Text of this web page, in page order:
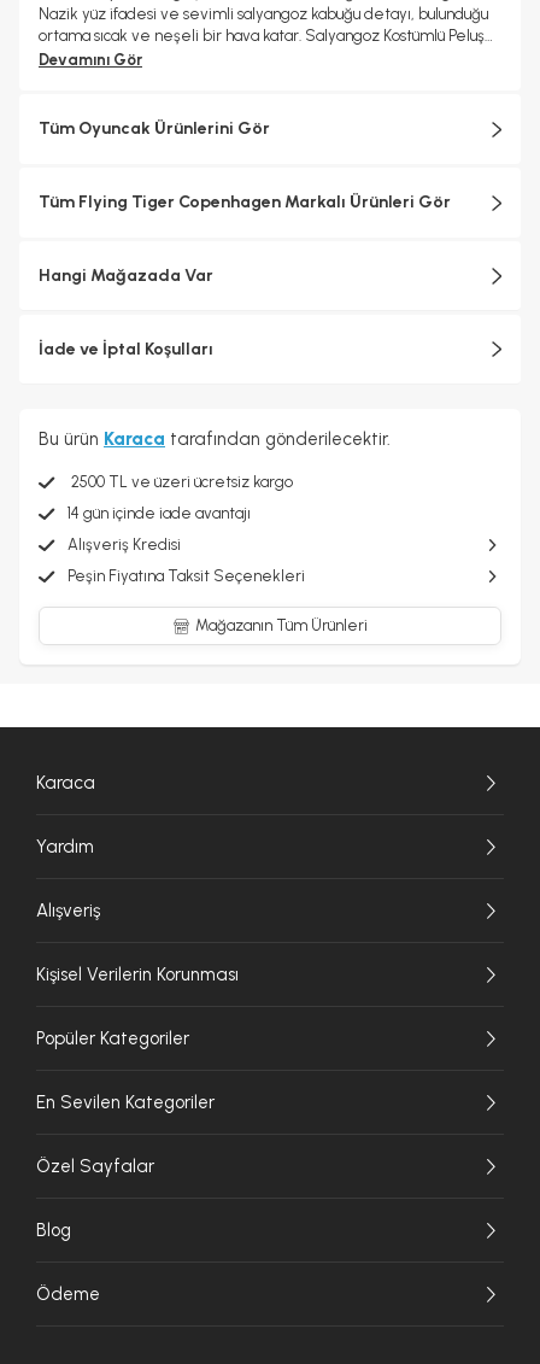
Nazik yüz ifadesi ve sevimli salyangoz kabuğu detayı, bulunduğu
ortama sıcak ve neşeli bir hava katar. Salyangoz Kostümlü Peluş
Ayıcık 15 cm, ister hediye edin ister kendi koleksiyonunuza
oyun veya dinlenme anları için ideal bir boyuttadır. Raflara veya
olur. Neşeli tasarımı ve yumuşaklığıyla bu peluş ayıcık, günlük
Devamını Gör
Tüm Oyuncak Ürünlerini Gör
Tüm Flying Tiger Copenhagen Markalı Ürünleri Gör
Hangi Mağazada Var
İade ve İptal Koşulları
Bu ürün Karaca tarafından gönderilecektir.
2500 TL ve üzeri ücretsiz kargo
14 gün içinde iade avantajı
Alışveriş Kredisi
Peşin Fiyatına Taksit Seçenekleri
Mağazanın Tüm Ürünleri
Karaca
Yardım
Alışveriş
Kişisel Verilerin Korunması
Popüler Kategoriler
En Sevilen Kategoriler
Özel Sayfalar
Blog
Ödeme